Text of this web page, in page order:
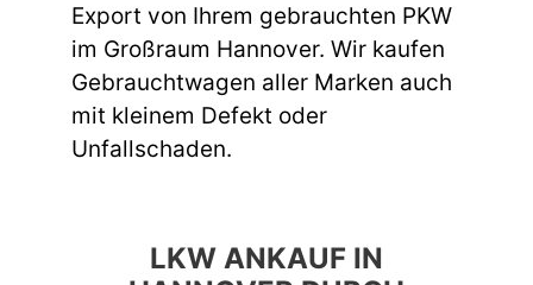
Export von Ihrem gebrauchten PKW
im Großraum Hannover. Wir kaufen
Gebrauchtwagen aller Marken auch
mit kleinem Defekt oder
Unfallschaden.
LKW ANKAUF IN